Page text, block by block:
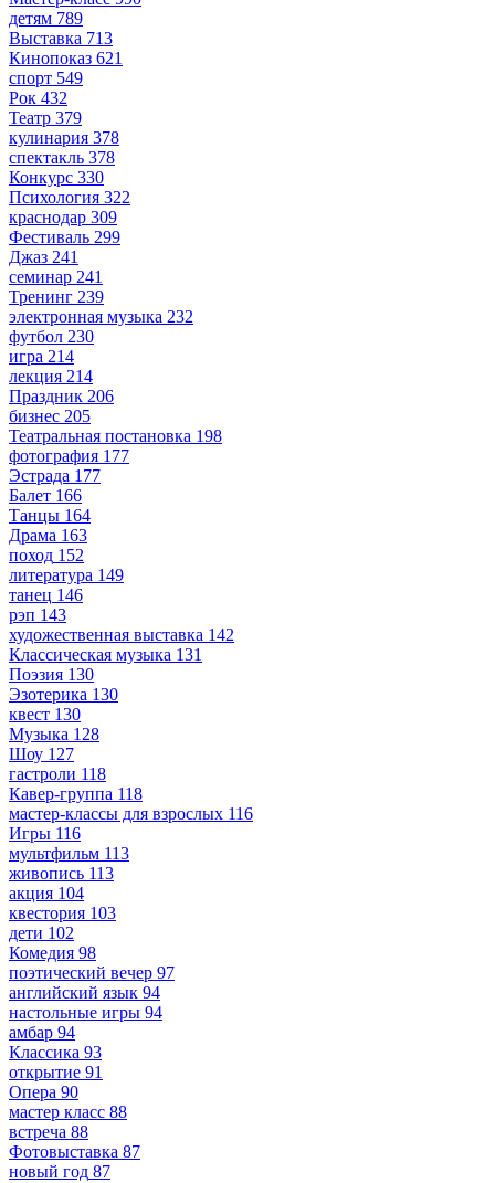
детям 789
Выставка 713
Кинопоказ 621
спорт 549
Рок 432
Театр 379
кулинария 378
спектакль 378
Конкурс 330
Психология 322
краснодар 309
Фестиваль 299
Джаз 241
семинар 241
Тренинг 239
электронная музыка 232
футбол 230
игра 214
лекция 214
Праздник 206
бизнес 205
Театральная постановка 198
фотография 177
Эстрада 177
Балет 166
Танцы 164
Драма 163
поход 152
литература 149
танец 146
рэп 143
художественная выставка 142
Классическая музыка 131
Поэзия 130
Эзотерика 130
квест 130
Музыка 128
Шоу 127
гастроли 118
Кавер-группа 118
мастер-классы для взрослых 116
Игры 116
мультфильм 113
живопись 113
акция 104
квестория 103
дети 102
Комедия 98
поэтический вечер 97
английский язык 94
настольные игры 94
амбар 94
Классика 93
открытие 91
Опера 90
мастер класс 88
встреча 88
Фотовыставка 87
новый год 87